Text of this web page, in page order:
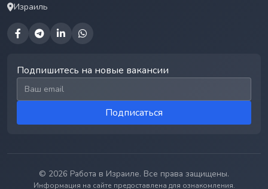
Израиль
Подпишитесь на новые вакансии
Email для подписки
Подписаться
© 2026 Работа в Израиле. Все права защищены.
Информация на сайте предоставлена для ознакомления.